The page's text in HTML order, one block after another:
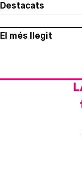
Destacats
El més llegit